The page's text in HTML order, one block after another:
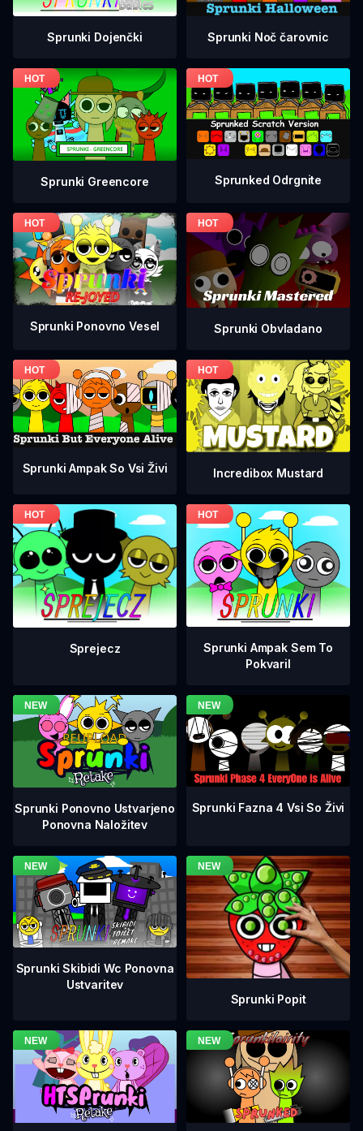
Sprunki Dojenčki Sprunki Noč čarovnic
Sprunki Greencore Sprunked Odrgnite
Sprunki Ponovno Vesel Sprunki Obvladano
Sprunki Ampak So Vsi Živi Incredibox Mustard
Sprejecz
Sprunki Ampak Sem To
Pokvaril
Sprunki Ponovno Ustvarjeno
Ponovna Naložitev
Sprunki Fazna 4 Vsi So Živi
Sprunki Skibidi Wc Ponovna
Ustvaritev
Sprunki Popit